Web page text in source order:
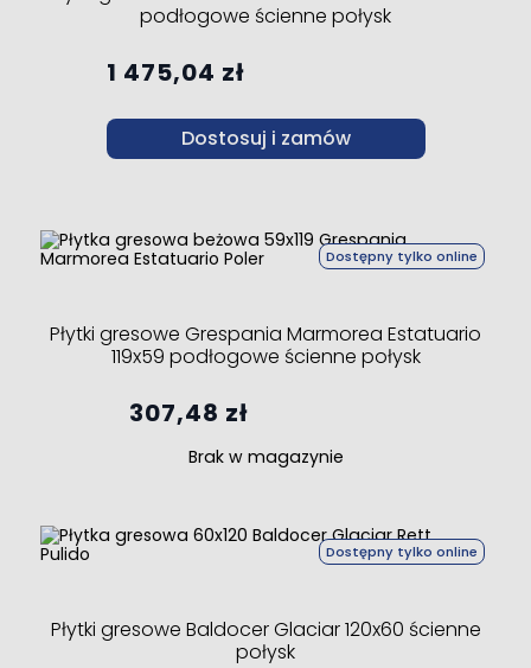
podłogowe ścienne połysk
1 475,04 zł
Dostosuj i zamów
Dostępny tylko online
Płytki gresowe Grespania Marmorea Estatuario
119x59 podłogowe ścienne połysk
307,48 zł
Brak w magazynie
Dostępny tylko online
Płytki gresowe Baldocer Glaciar 120x60 ścienne
połysk